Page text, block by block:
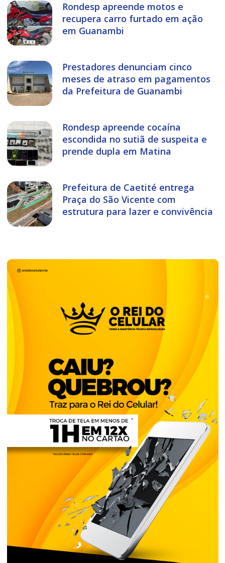
Rondesp apreende motos e
recupera carro furtado em ação
em Guanambi
Prestadores denunciam cinco
meses de atraso em pagamentos
da Prefeitura de Guanambi
Rondesp apreende cocaína
escondida no sutiã de suspeita e
prende dupla em Matina
Prefeitura de Caetité entrega
Praça do São Vicente com
estrutura para lazer e convivência